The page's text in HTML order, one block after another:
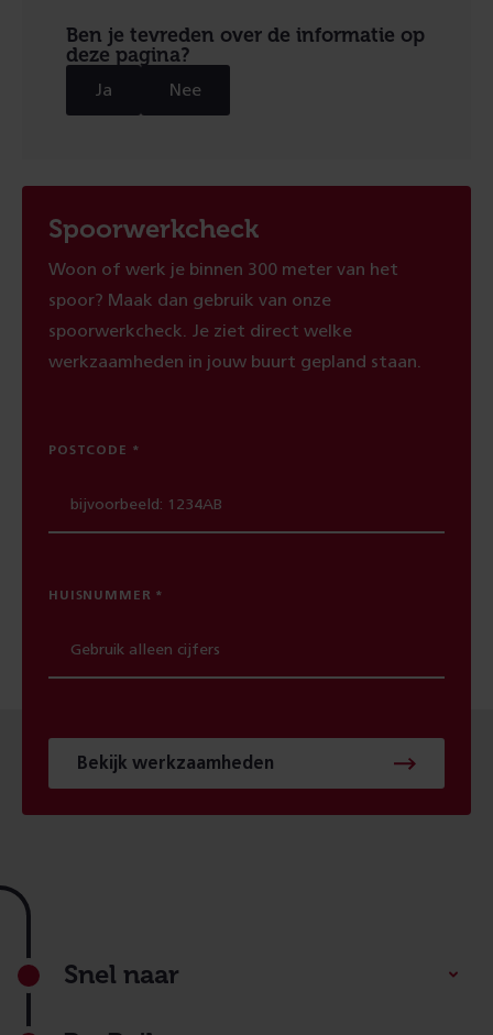
Ben je tevreden over de informatie op
deze pagina?
Ja Nee
Spoorwerkcheck
Woon of werk je binnen 300 meter van het
spoor? Maak dan gebruik van onze
spoorwerkcheck. Je ziet direct welke
werkzaamheden in jouw buurt gepland staan.
POSTCODE
HUISNUMMER
Bekijk werkzaamheden
Footer
Snel naar